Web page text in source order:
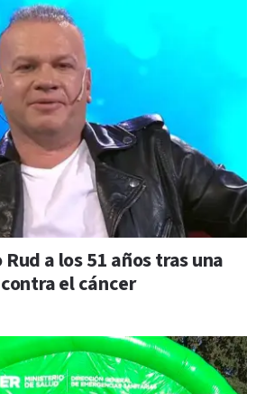
a los 51 años tras una
el cáncer